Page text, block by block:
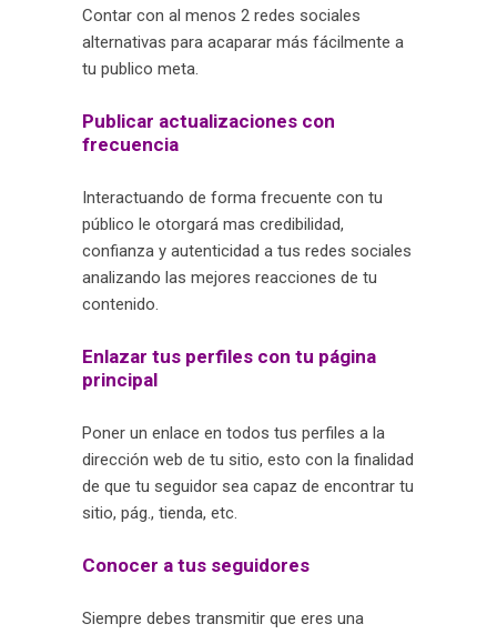
Contar con al menos 2 redes sociales
alternativas para acaparar más fácilmente a
tu publico meta.
Publicar actualizaciones con
frecuencia
Interactuando de forma frecuente con tu
público le otorgará mas credibilidad,
confianza y autenticidad a tus redes sociales
analizando las mejores reacciones de tu
contenido.
Enlazar tus perfiles con tu página
principal
Poner un enlace en todos tus perfiles a la
dirección web de tu sitio, esto con la finalidad
de que tu seguidor sea capaz de encontrar tu
sitio, pág., tienda, etc.
Conocer a tus seguidores
Siempre debes transmitir que eres una